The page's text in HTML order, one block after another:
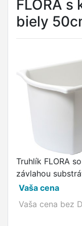
FLORA
biely
Truhlík FLORA
závlahou
Vaša cena
Vaša cena bez